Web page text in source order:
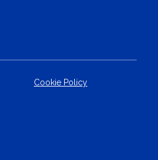
Cookie Policy